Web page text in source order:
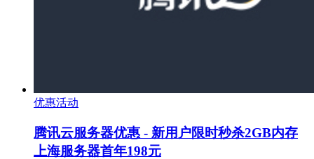
优惠活动
腾讯云服务器优惠 - 新用户限时秒杀2GB内存
上海服务器首年198元